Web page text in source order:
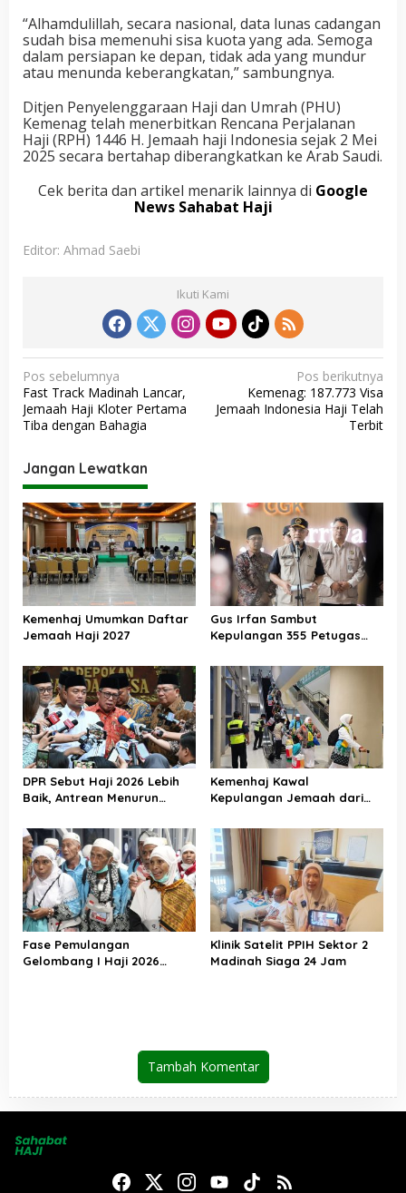
“Alhamdulillah, secara nasional, data lunas cadangan
sudah bisa memenuhi sisa kuota yang ada. Semoga
dalam persiapan ke depan, tidak ada yang mundur
atau menunda keberangkatan,” sambungnya.
Ditjen Penyelenggaraan Haji dan Umrah (PHU)
Kemenag telah menerbitkan Rencana Perjalanan
Haji (RPH) 1446 H. Jemaah haji Indonesia sejak 2 Mei
2025 secara bertahap diberangkatkan ke Arab Saudi.
Cek berita dan artikel menarik lainnya di Google
News Sahabat Haji
Editor: Ahmad Saebi
Ikuti Kami
N
a
v
g
a
s
i
p
o
s
Pos sebelumnya
Fast Track Madinah Lancar,
Jemaah Haji Kloter Pertama
Tiba dengan Bahagia
Pos berikutnya
Kemenag: 187.773 Visa
Jemaah Indonesia Haji Telah
Terbit
Jangan Lewatkan
Kemenhaj Umumkan Daftar
Jemaah Haji 2027
Gus Irfan Sambut
Kepulangan 355 Petugas
DPR Sebut Haji 2026 Lebih
Baik, Antrean Menurun
Kemenhaj Kawal
Kepulangan Jemaah dari
Akan Didistribusikan di
Tanah Air
Fase Pemulangan
Gelombang I Haji 2026
Klinik Satelit PPIH Sektor 2
Madinah Siaga 24 Jam
Tambah Komentar